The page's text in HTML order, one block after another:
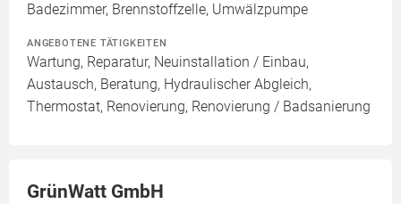
Badezimmer, Brennstoffzelle, Umwälzpumpe
ANGEBOTENE TÄTIGKEITEN
Wartung, Reparatur, Neuinstallation / Einbau,
Austausch, Beratung, Hydraulischer Abgleich,
Thermostat, Renovierung, Renovierung / Badsanierung
GrünWatt GmbH